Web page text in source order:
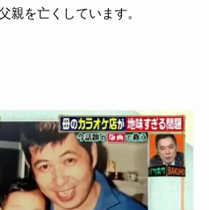
親を亡くしています。